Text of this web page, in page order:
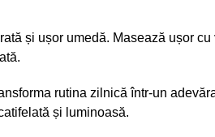
și ușor umedă. Masează ușor
rutina zilnică într-un
și luminoasă.